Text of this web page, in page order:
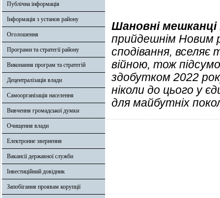
Публічна інформація
Інформація з установ району
Оголошення
Програми та стратегії району
Виконання програм та стратегій
Децентралізація влади
Самоорганізація населення
Вивчення громадської думки
Очищення влади
Електронне звернення
Вакансії державної служби
Інвестиційний довідник
Запобігання проявам корупції
Шановні
прийдешнім Новим
сподівання, вселяє
війною, тож
здобутком 2022
ніколи до цього у
для майбутніх